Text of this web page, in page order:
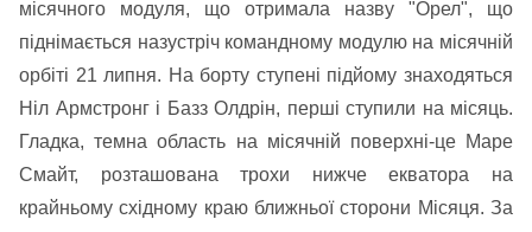
місячного модуля, що отримала назву "Орел", що
піднімається назустріч командному модулю на місячній
орбіті 21 липня. На борту ступені підйому знаходяться
Ніл Армстронг і Базз Олдрін, перші ступили на місяць.
Гладка, темна область на місячній поверхні-це Маре
Смайт, розташована трохи нижче екватора на
крайньому східному краю ближньої сторони Місяця. За